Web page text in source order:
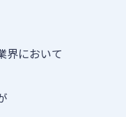
界において